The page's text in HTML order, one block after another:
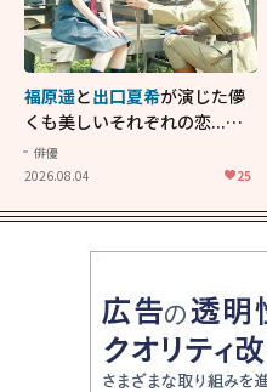
福原遥と出口夏希が演じた儚
くも美しいそれぞれの恋...生
きることの尊さを教えてくれ
た映画「あの花が咲く丘で、
俳優
2026.08.04
25